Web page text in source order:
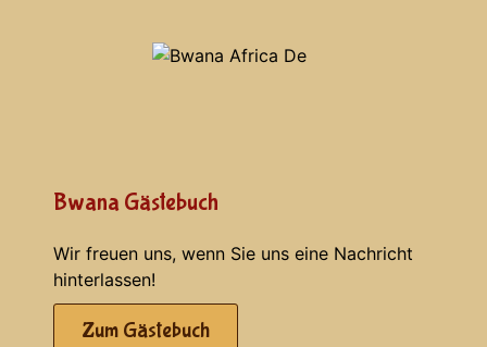
Bwana Gästebuch
Wir freuen uns, wenn Sie uns eine Nachricht
hinterlassen!
Zum Gästebuch